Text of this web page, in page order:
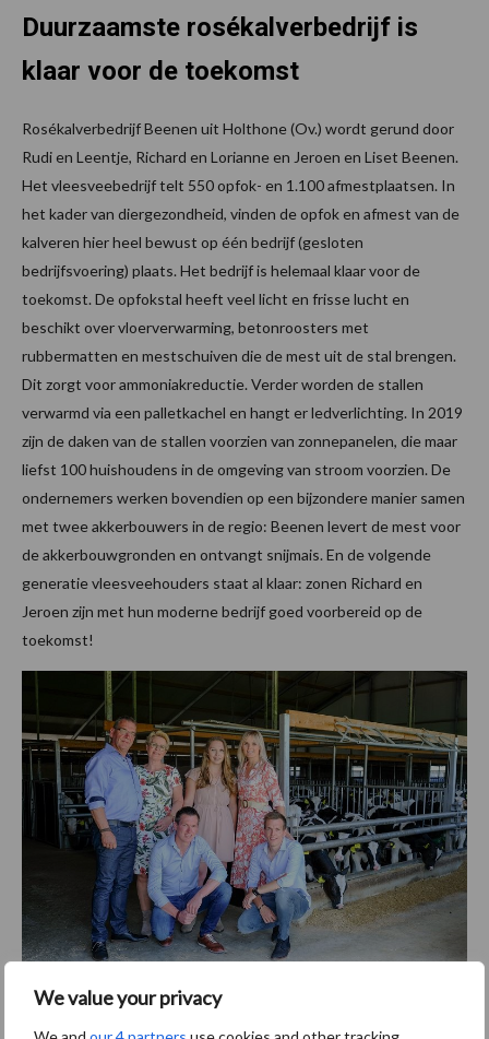
We value your privacy
Duurzaamste rosékalverbedrijf is
klaar voor de toekomst
Rosékalverbedrijf Beenen uit Holthone (Ov.) wordt gerund door
Rudi en Leentje, Richard en Lorianne en Jeroen en Liset Beenen.
Het vleesveebedrijf telt 550 opfok- en 1.100 afmestplaatsen. In
het kader van diergezondheid, vinden de opfok en afmest van de
kalveren hier heel bewust op één bedrijf (gesloten
bedrijfsvoering) plaats. Het bedrijf is helemaal klaar voor de
toekomst. De opfokstal heeft veel licht en frisse lucht en
beschikt over vloerverwarming, betonroosters met
rubbermatten en mestschuiven die de mest uit de stal brengen.
Dit zorgt voor ammoniakreductie. Verder worden de stallen
verwarmd via een palletkachel en hangt er ledverlichting. In 2019
zijn de daken van de stallen voorzien van zonnepanelen, die maar
liefst 100 huishoudens in de omgeving van stroom voorzien. De
ondernemers werken bovendien op een bijzondere manier samen
met twee akkerbouwers in de regio: Beenen levert de mest voor
de akkerbouwgronden en ontvangt snijmais. En de volgende
generatie vleesveehouders staat al klaar: zonen Richard en
Jeroen zijn met hun moderne bedrijf goed voorbereid op de
toekomst!
Achtergrond Agroscoopbokaal